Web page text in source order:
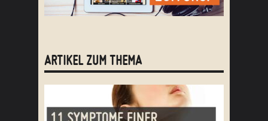
ARTIKEL ZUM THEMA